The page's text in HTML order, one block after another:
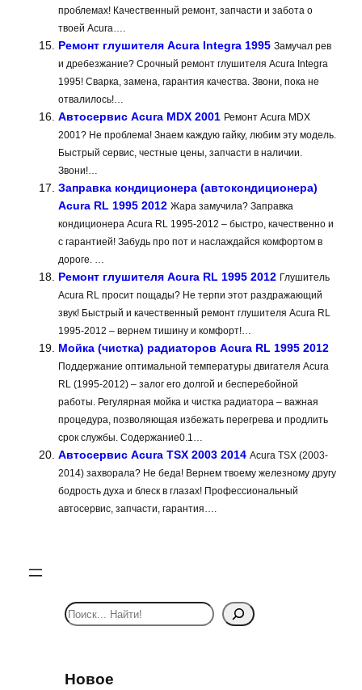
проблемах! Качественный ремонт, запчасти и забота о
твоей Acura….
Ремонт глушителя Acura Integra 1995 Замучал рев
и дребезжание? Срочный ремонт глушителя Acura Integra
1995! Сварка, замена, гарантия качества. Звони, пока не
отвалилось!…
Автосервис Acura MDX 2001 Ремонт Acura MDX
2001? Не проблема! Знаем каждую гайку, любим эту модель.
Быстрый сервис, честные цены, запчасти в наличии.
Звони!…
Заправка кондиционера (автокондиционера)
Acura RL 1995 2012 Жара замучила? Заправка
кондиционера Acura RL 1995-2012 – быстро, качественно и
с гарантией! Забудь про пот и наслаждайся комфортом в
дороге. …
Ремонт глушителя Acura RL 1995 2012 Глушитель
Acura RL просит пощады? Не терпи этот раздражающий
звук! Быстрый и качественный ремонт глушителя Acura RL
1995-2012 – вернем тишину и комфорт!…
Мойка (чистка) радиаторов Acura RL 1995 2012
Поддержание оптимальной температуры двигателя Acura
RL (1995-2012) – залог его долгой и бесперебойной
работы. Регулярная мойка и чистка радиатора – важная
процедура, позволяющая избежать перегрева и продлить
срок службы. Содержание0.1…
Автосервис Acura TSX 2003 2014 Acura TSX (2003-
2014) захворала? Не беда! Вернем твоему железному другу
бодрость духа и блеск в глазах! Профессиональный
автосервис, запчасти, гарантия….
S
e
c
Новое